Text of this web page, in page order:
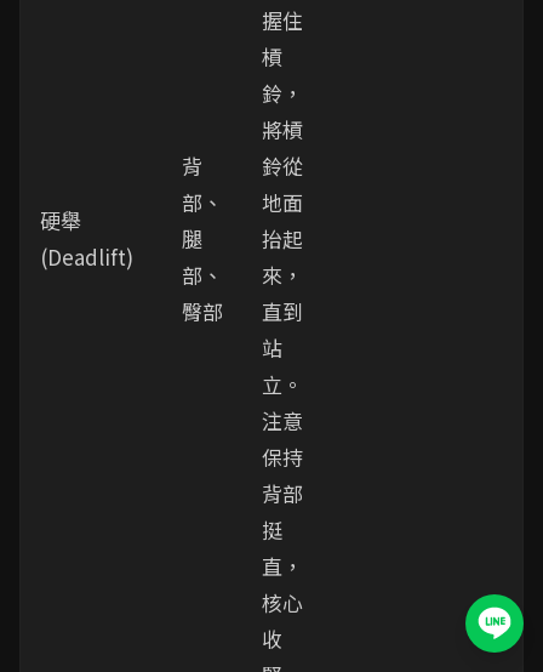
硬舉
(Deadlift)
背
部、
腿
部、
臀部
握住
槓
鈴，
將槓
鈴從
地面
抬起
來，
直到
站
立。
注意
保持
背部
挺
直，
核心
收